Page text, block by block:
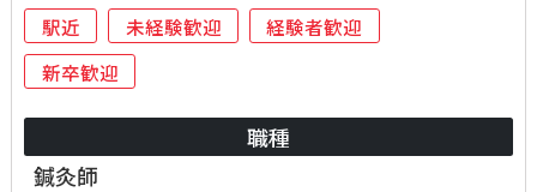
駅近 未経験歓迎
経験者歓迎
新卒歓迎
職種
鍼灸師